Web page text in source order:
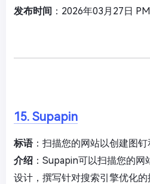
发布时间 ：2026年03月27日
15. Supapin
标语：扫描您的网站以创建图钉
介绍 ：Supapin可以扫描您的
设计，撰写针对搜索引擎优化